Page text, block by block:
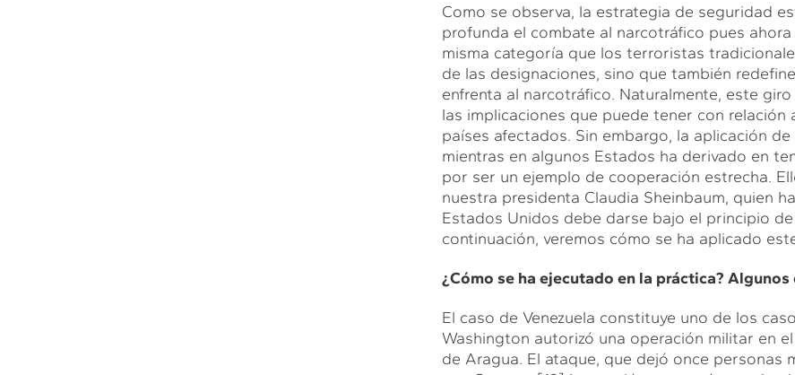
Como se observa, la estrategia de seguridad
profunda el combate al narcotráfico pues
misma categoría que los terroristas
de las designaciones, sino que también
enfrenta al narcotráfico. Naturalmente, este
las implicaciones que puede tener con
países afectados. Sin embargo, la aplicación
mientras en algunos Estados ha derivado en
por ser un ejemplo de cooperación estrecha.
nuestra presidenta Claudia Sheinbaum, quien
Estados Unidos debe darse bajo el principio
continuación, veremos cómo se ha aplicado
¿Cómo se ha ejecutado en la práctica?
El caso de Venezuela constituye uno de los
Washington autorizó una operación militar en
de Aragua. El ataque, que dejó once